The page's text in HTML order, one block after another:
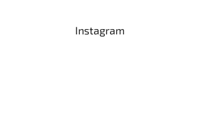
Instagram